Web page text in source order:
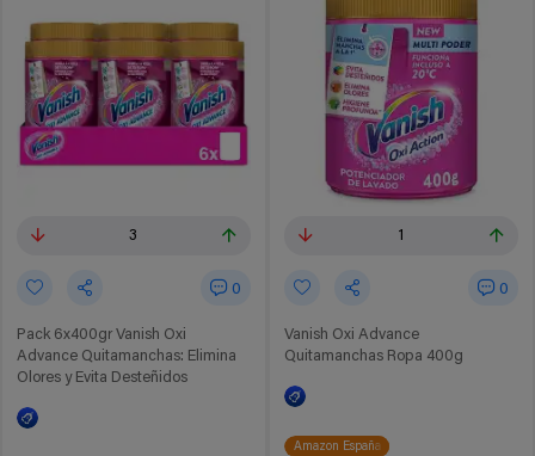
3
0
Pack 6x400gr Vanish Oxi
Advance Quitamanchas: Elimina
Olores y Evita Desteñidos
1
0
Vanish Oxi Advance
Quitamanchas Ropa 400g
Amazon España